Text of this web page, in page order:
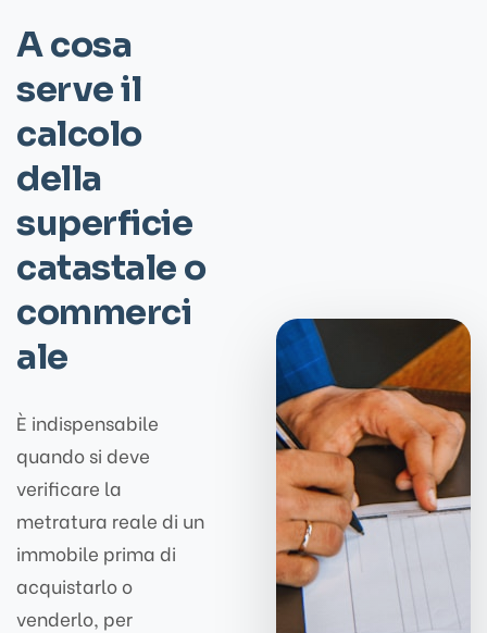
A cosa
serve il
calcolo
della
superficie
catastale o
commerci
ale
È indispensabile
quando si deve
verificare la
metratura reale di un
immobile prima di
acquistarlo o
venderlo, per